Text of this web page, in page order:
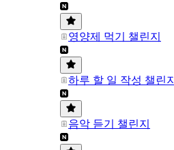
영양제 먹기 챌린지
하루 할 일 작성 챌린지
음악 듣기 챌린지